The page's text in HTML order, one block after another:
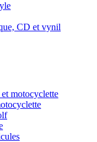
CD et vynil
motocyclette